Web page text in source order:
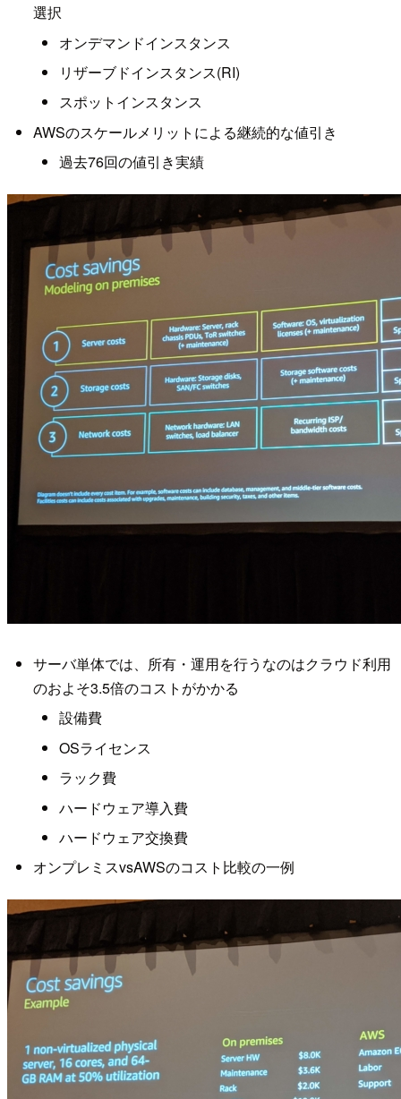
選択
オンデマンドインスタンス
リザーブドインスタンス(RI)
スポットインスタンス
AWSのスケールメリットによる継続的な値引き
過去76回の値引き実績
サーバ単体では、所有・運用を行うなのはクラウド利用
のおよそ3.5倍のコストがかかる
設備費
OSライセンス
ラック費
ハードウェア導入費
ハードウェア交換費
オンプレミスvsAWSのコスト比較の一例